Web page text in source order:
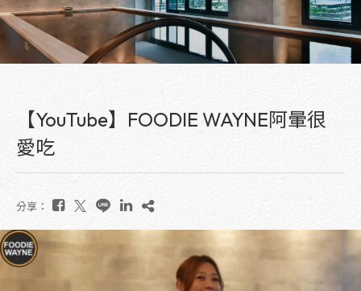
【YouTube】FOODIE WAYNE阿暈很
愛吃
分享：